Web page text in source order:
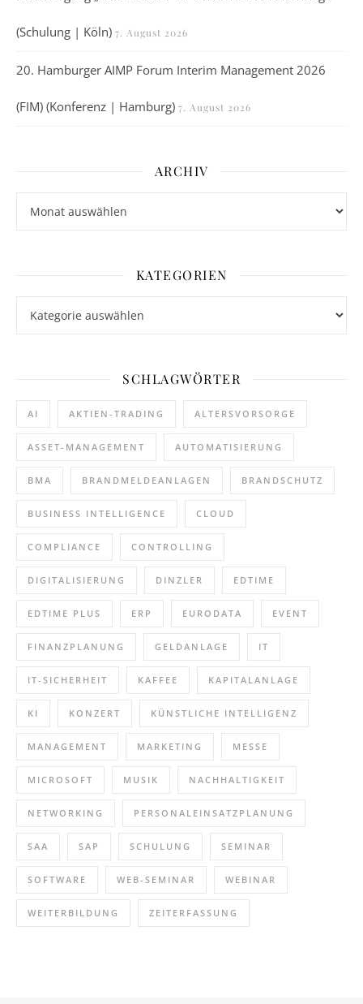
(Schulung | Köln) 7. August 2026
20. Hamburger AIMP Forum Interim Management 2026
(FIM) (Konferenz | Hamburg) 7. August 2026
ARCHIV
KATEGORIEN
SCHLAGWÖRTER
AI AKTIEN-TRADING ALTERSVORSORGE
ASSET-MANAGEMENT AUTOMATISIERUNG
BMA BRANDMELDEANLAGEN BRANDSCHUTZ
BUSINESS INTELLIGENCE CLOUD
COMPLIANCE CONTROLLING
DIGITALISIERUNG DINZLER EDTIME
EDTIME PLUS ERP EURODATA EVENT
FINANZPLANUNG GELDANLAGE IT
IT-SICHERHEIT KAFFEE KAPITALANLAGE
KI KONZERT KÜNSTLICHE INTELLIGENZ
MANAGEMENT MARKETING MESSE
MICROSOFT MUSIK NACHHALTIGKEIT
NETWORKING PERSONALEINSATZPLANUNG
SAA SAP SCHULUNG SEMINAR
SOFTWARE WEB-SEMINAR WEBINAR
WEITERBILDUNG ZEITERFASSUNG